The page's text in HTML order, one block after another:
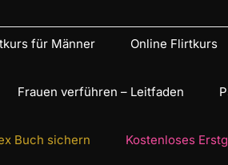
für Männer Online Flirtkurs
Frauen verführen – Leitfaden
Buch sichern Kostenloses